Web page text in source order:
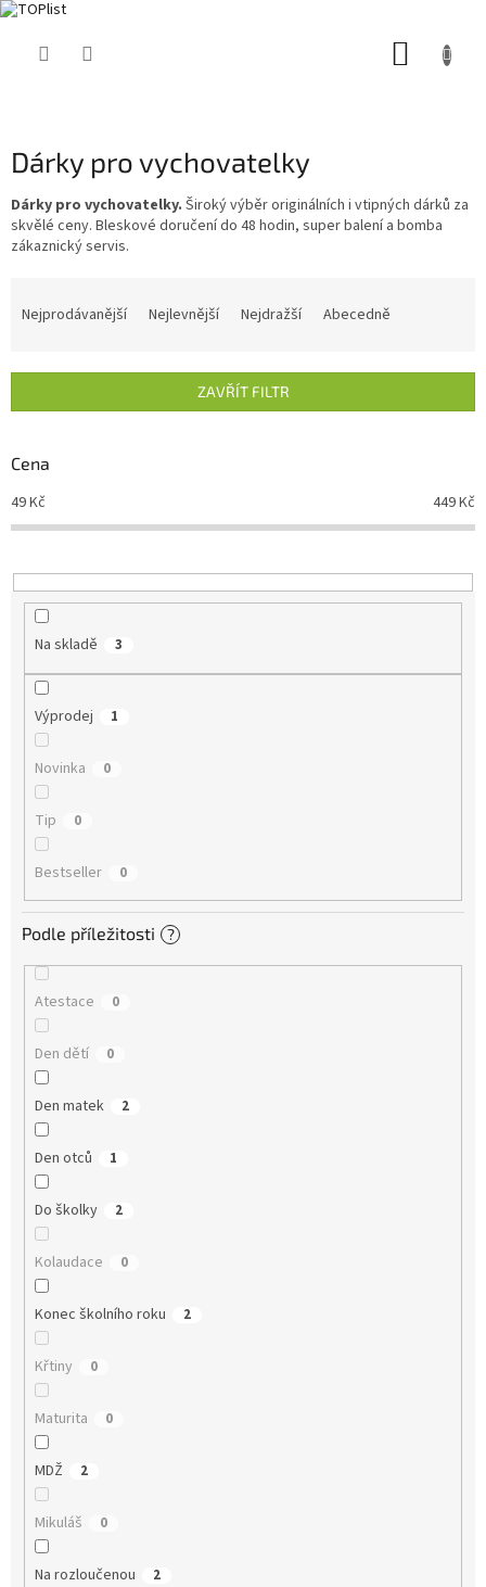
Dárky pro vychovatelky
Dárky pro vychovatelky. Široký výběr originálních i vtipných dárků za
skvělé ceny. Bleskové doručení do 48 hodin, super balení a bomba
zákaznický servis.
í
r
o
d
u
t
ů
Nejprodávanější Nejlevnější Nejdražší Abecedně
ZAVŘÍT FILTR
Cena
49Kč 449Kč
Na skladě 3
Výprodej 1
Novinka 0
Tip 0
Bestseller 0
Podle příležitosti ?
Atestace 0
Den dětí 0
Den matek 2
Den otců 1
Do školky 2
Kolaudace 0
Konec školního roku 2
Křtiny 0
Maturita 0
MDŽ 2
Mikuláš 0
Na rozloučenou 2